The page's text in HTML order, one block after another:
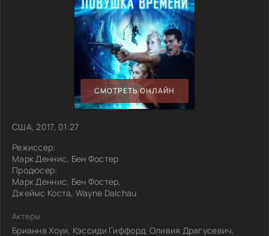
СМОТРЕТЬ ОНЛАЙН
США, 2017, 01:27
Режиссер:
Марк Деннис, Бен Фостер
Продюсер:
Марк Деннис, Бен Фостер,
Джеймс Коста, Wayne Dalchau
Актеры:
Брианна Хоуи, Кэссиди Гиффорд, Оливия Драгусевич,